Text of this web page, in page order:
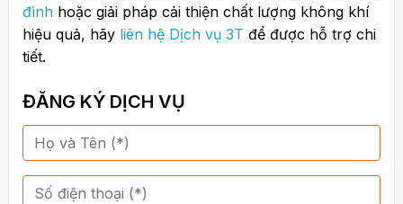
đìnhhoặc giải pháp cải thiện chất lượng không khí
hiệu quả, hãy liên hệ Dịch vụ 3T để được hỗ trợ chi
tiết.
ĐĂNG KÝ DỊCH VỤ